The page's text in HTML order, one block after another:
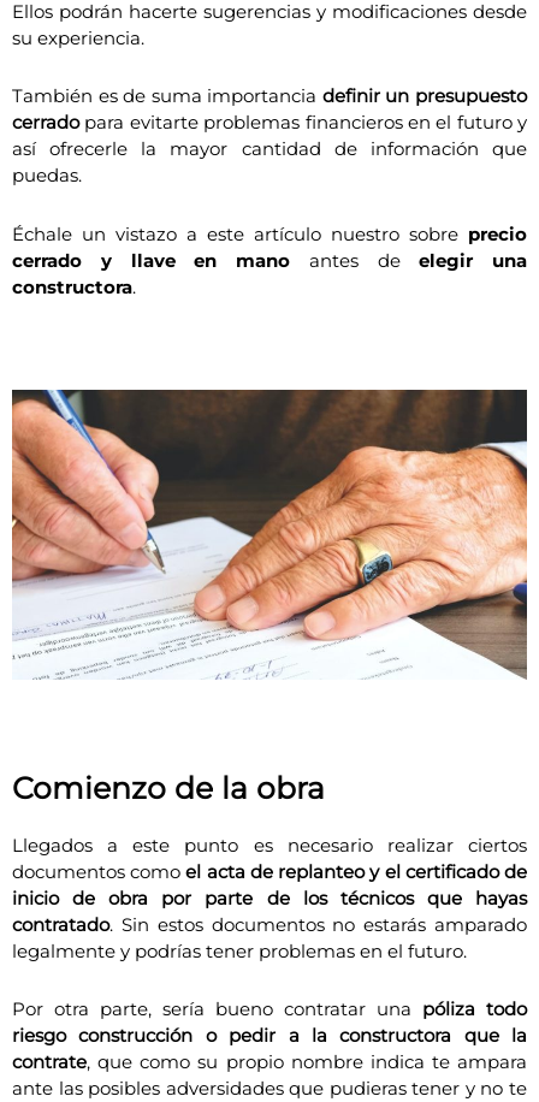
Ellos podrán hacerte sugerencias y modificaciones desde
su experiencia.
También es de suma importancia definir un presupuesto
cerradopara evitarte problemas financieros en el futuro y
así ofrecerle la mayor cantidad de información que
puedas.
Échale un vistazo a este artículo nuestro sobre precio
cerrado y llave en mano antes deelegir una
constructora.
Comienzo de la obra
Llegados a este punto es necesario realizar ciertos
documentos comoel acta de replanteo y el certificado de
inicio de obra por parte de los técnicos que hayas
contratado. Sin estos documentos no estarás amparado
legalmente y podrías tener problemas en el futuro.
Por otra parte, sería bueno contratar una póliza todo
riesgo construcción o pedir a la constructora que la
contrate, que como su propio nombre indica te ampara
ante las posibles adversidades que pudieras tener y no te